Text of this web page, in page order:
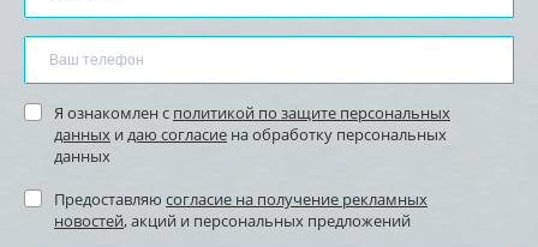
Я ознакомлен с политикой по защите персональных
данных и даю согласие на обработку персональных
данных
Предоставляю согласие на получение рекламных
новостей, акций и персональных предложений